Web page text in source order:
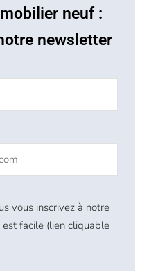
neuf :
newsletter
vous inscrivez à notre
facile (lien cliquable